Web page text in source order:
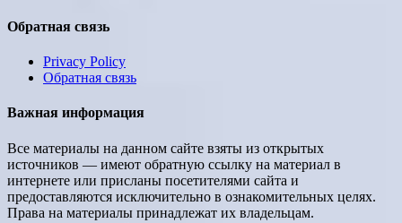
Обратная связь
Privacy Policy
Обратная связь
Важная информация
Все материалы на данном сайте взяты из открытых
источников — имеют обратную ссылку на материал в
интернете или присланы посетителями сайта и
предоставляются исключительно в ознакомительных целях.
Права на материалы принадлежат их владельцам.